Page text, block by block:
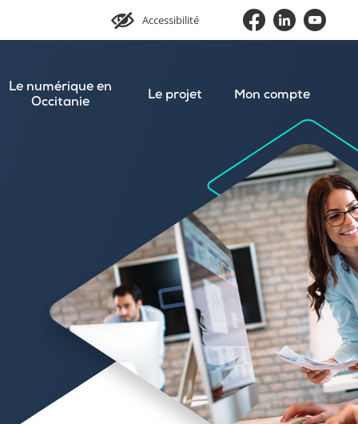
Accessibilité
Le numérique en
Occitanie
Le projet Mon compte